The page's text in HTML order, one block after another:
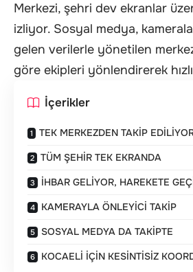
Merkezi, şehri dev ekranlar
izliyor. Sosyal medya,
gelen verilerle yönetilen
göre ekipleri yönlendirerek
İçerikler
TEK MERKEZDEN TAKİP
TÜM ŞEHİR TEK EKRANDA
İHBAR GELİYOR, HAREKETE
KAMERAYLA ÖNLEYİCİ TAKİP
SOSYAL MEDYA DA TAKİPTE
KOCAELİ İÇİN KESİNTİSİZ